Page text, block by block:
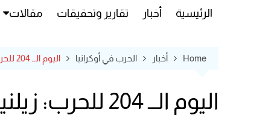
الرئيسية أخبار تقارير وتحقيقات مقالات
Home أخبار الحرب في أوكرانيا اليوم الــ 204 للحرب: زيلنيسكي في ايزيوم يعد باستعادة الحياة …. وروسيا تعلن مقتل 800 عسكري اوكراني
اليوم الــ